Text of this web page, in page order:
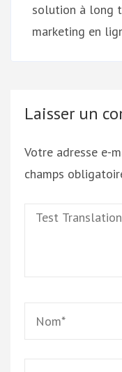
solution à long
marketing en
Laisser un
Votre adresse e-
champs
Test